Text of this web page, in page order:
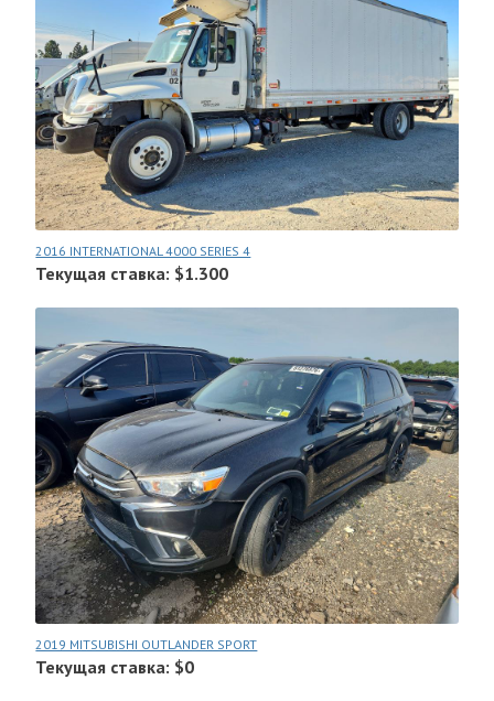
2016 INTERNATIONAL 4000 SERIES 4
Текущая ставка: $1.300
2019 MITSUBISHI OUTLANDER SPORT
Текущая ставка: $0